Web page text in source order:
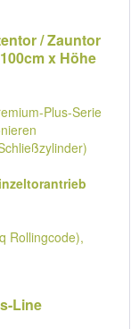
/ Zauntor
x Höhe
Plus-Serie
Rollingcode),
Line